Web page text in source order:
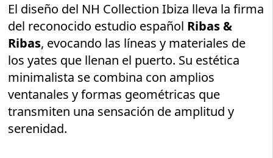
El diseño del NH Collection Ibiza lleva la firma
del reconocido estudio español Ribas &
Ribas, evocando las líneas y materiales de
los yates que llenan el puerto. Su estética
minimalista se combina con amplios
ventanales y formas geométricas que
transmiten una sensación de amplitud y
serenidad.